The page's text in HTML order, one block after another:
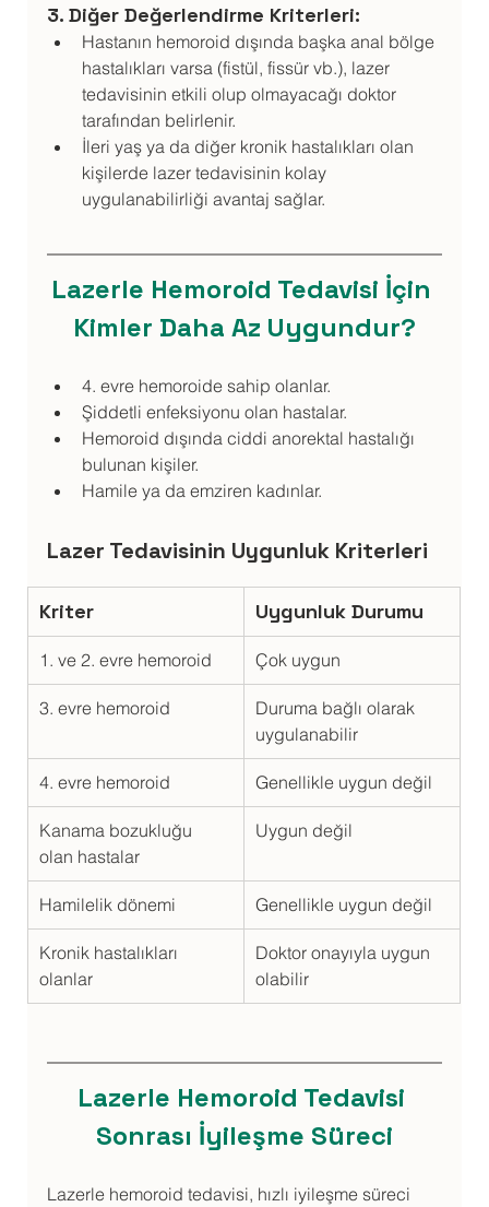
3. Diğer Değerlendirme Kriterleri:
Hastanın hemoroid dışında başka anal bölge
hastalıkları varsa (fistül, fissür vb.), lazer
tedavisinin etkili olup olmayacağı doktor
tarafından belirlenir.
İleri yaş ya da diğer kronik hastalıkları olan
kişilerde lazer tedavisinin kolay
uygulanabilirliği avantaj sağlar.
Lazerle Hemoroid Tedavisi İçin
Kimler Daha Az Uygundur?
4. evre hemoroide sahip olanlar.
Şiddetli enfeksiyonu olan hastalar.
Hemoroid dışında ciddi anorektal hastalığı
bulunan kişiler.
Hamile ya da emziren kadınlar.
Lazer Tedavisinin Uygunluk Kriterleri
Kriter Uygunluk Durumu
1. ve 2. evre hemoroid Çok uygun
3. evre hemoroid
Duruma bağlı olarak
uygulanabilir
4. evre hemoroid Genellikle uygun değil
Kanama bozukluğu
olan hastalar
Uygun değil
Hamilelik dönemi Genellikle uygun değil
Kronik hastalıkları
olanlar
Doktor onayıyla uygun
olabilir
Lazerle Hemoroid Tedavisi
Sonrası İyileşme Süreci
Lazerle hemoroid tedavisi, hızlı iyileşme süreci